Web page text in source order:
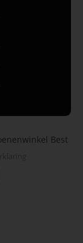
Best